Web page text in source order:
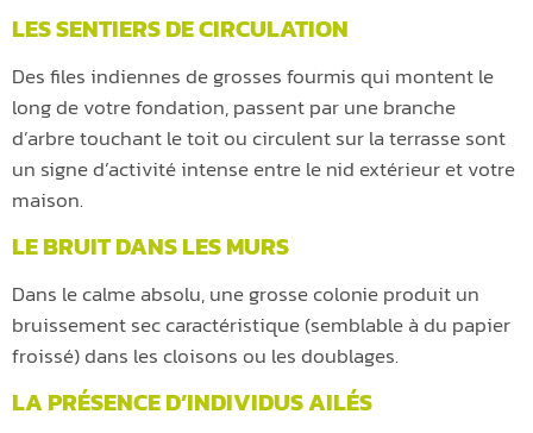
LES SENTIERS DE CIRCULATION
Des files indiennes de grosses fourmis qui montent le
long de votre fondation, passent par une branche
d’arbre touchant le toit ou circulent sur la terrasse sont
un signe d’activité intense entre le nid extérieur et votre
maison.
LE BRUIT DANS LES MURS
Dans le calme absolu, une grosse colonie produit un
bruissement sec caractéristique (semblable à du papier
froissé) dans les cloisons ou les doublages.
LA PRÉSENCE D’INDIVIDUS AILÉS